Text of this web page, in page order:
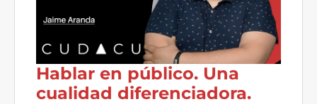
Hablar en público. Una
cualidad diferenciadora.